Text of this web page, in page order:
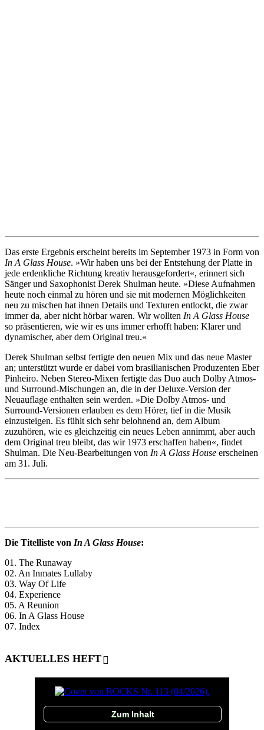
Das erste Ergebnis erscheint bereits im September 1973 in Form von
In A Glass House. »Wir haben uns bei der Entstehung der Platte in
jede erdenkliche Richtung kreativ herausgefordert«, erinnert sich
Sänger und Saxophonist Derek Shulman heute. »Diese Aufnahmen
heute noch einmal zu hören und sie mit modernen Möglichkeiten
neu zu mischen hat ihnen Details und Texturen entlockt, die zwar
immer da, aber nicht hörbar waren. Wir wollten In A Glass House
so präsentieren, wie wir es uns immer erhofft haben: Klarer und
dynamischer, aber dem Original treu.«
Derek Shulman selbst fertigte den neuen Mix und das neue Master
an; unterstützt wurde er dabei vom brasilianischen Produzenten Eber
Pinheiro. Neben Stereo-Mixen fertigte das Duo auch Dolby Atmos-
und Surround-Mischungen an, die in der Deluxe-Version der
Neuauflage enthalten sein werden. »Die Dolby Atmos- und
Surround-Versionen erlauben es dem Hörer, tief in die Musik
einzusteigen. Es fühlt sich sehr belohnend an, dem Album
zuzuhören, wie es gleichzeitig ein neues Leben annimmt, aber auch
dem Original treu bleibt, das wir 1973 erschaffen haben«, findet
Shulman. Die Neu-Bearbeitungen von In A Glass House erscheinen
am 31. Juli.
Die Titelliste von In A Glass House:
01. The Runaway
02. An Inmates Lullaby
03. Way Of Life
04. Experience
05. A Reunion
06. In A Glass House
07. Index
AKTUELLES HEFT
Zum Inhalt